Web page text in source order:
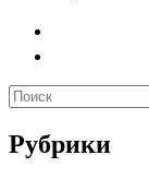
Рубрики